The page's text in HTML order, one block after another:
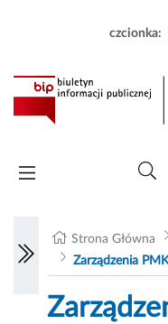
czcionka:
Strona Główna
Zarządzenia PMK